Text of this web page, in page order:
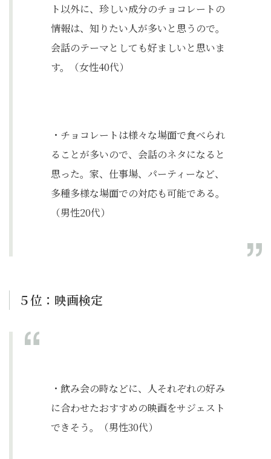
ト以外に、珍しい成分のチョコレートの
情報は、知りたい人が多いと思うので。
会話のテーマとしても好ましいと思いま
す。（女性40代）
・チョコレートは様々な場面で食べられ
ることが多いので、会話のネタになると
思った。家、仕事場、パーティーなど、
多種多様な場面での対応も可能である。
（男性20代）
５位：映画検定
・飲み会の時などに、人それぞれの好み
に合わせたおすすめの映画をサジェスト
できそう。（男性30代）